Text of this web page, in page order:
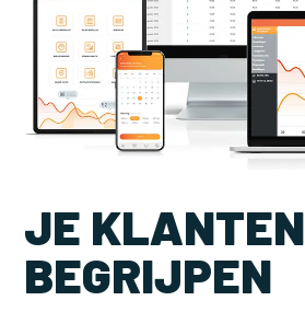
JE KLANTEN
BEGRIJPEN